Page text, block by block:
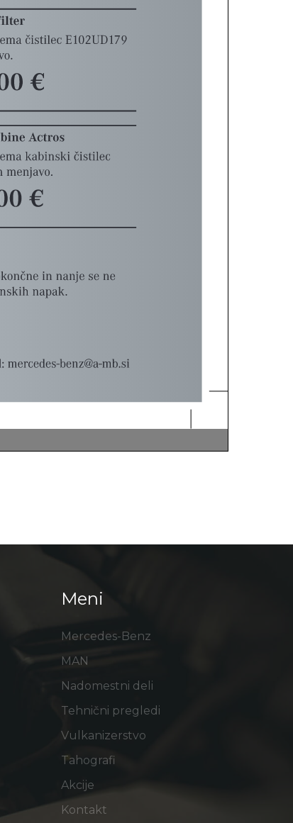
Meni
Mercedes-Benz
MAN
Nadomestni deli
Tehnični pregledi
Vulkanizerstvo
Tahografi
Akcije
Kontakt